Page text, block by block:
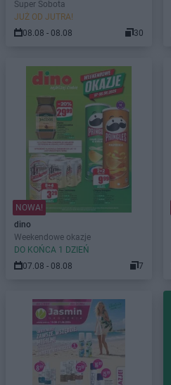
Super Sobota
JUŻ OD JUTRA!
08.08 - 08.08
30
NOWA!
dino
Weekendowe okazje
DO KOŃCA 1 DZIEŃ
07.08 - 08.08
7